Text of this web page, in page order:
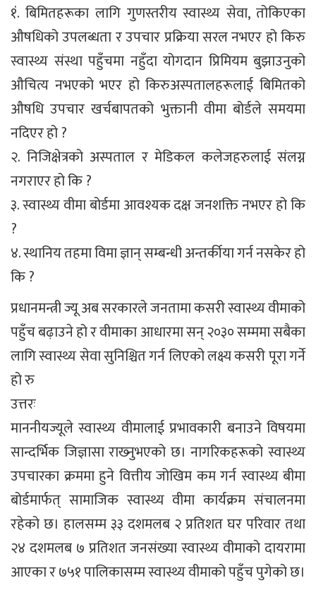
१ंं. बिमितहरूका लागि गुणस्तरीय स्वास्थ्य सेवा, तोकिएका
औषधिको उपलब्धता र उपचार प्रक्रिया सरल नभएर हो किरु
स्वास्थ्य संस्था पहुँचमा नहुँदा योगदान प्रिमियम बुझाउनुको
औचित्य नभएको भएर हो किरुअस्पतालहरूलाई बिमितको
औषधि उपचार खर्चबापतको भुक्तानी वीमा बोर्डले समयमा
नदिएर हो ?
२. निजिक्षेत्रको अस्पताल र मेडिकल कलेजहरुलाई संलग्न
नगराएर हो कि ?
३. स्वास्थ्य वीमा बोर्डमा आवश्यक दक्ष जनशक्ति नभएर हो कि
?
४. स्थानिय तहमा विमा ज्ञान् सम्बन्धी अन्तर्कीया गर्न नसकेर हो
कि ?
प्रधानमन्त्री ज्यू अब सरकारले जनतामा कसरी स्वास्थ्य वीमाको
पहुँच बढ़ाउने हो र वीमाका आधारमा सन् २०३० सम्ममा सबैका
लागि स्वास्थ्य सेवा सुनिश्चित गर्न लिएको लक्ष्य कसरी पूरा गर्ने
हो रु
उत्तरः
माननीयज्यूले स्वास्थ्य वीमालाई प्रभावकारी बनाउने विषयमा
सान्दर्भिक जिज्ञासा राख्‍नुभएको छ। नागरिकहरूको स्वास्थ्य
उपचारका क्रममा हुने वित्तीय जोखिम कम गर्न स्वास्थ्य बीमा
बोर्डमार्फत् सामाजिक स्वास्थ्य वीमा कार्यक्रम संचालनमा
रहेको छ। हालसम्म ३३ दशमलब २ प्रतिशत घर परिवार तथा
२४ दशमलब ७ प्रतिशत जनसंख्या स्वास्थ्य वीमाको दायरामा
आएका र ७५१ पालिकासम्म स्वास्थ्य वीमाको पहुँच पुगेको छ।